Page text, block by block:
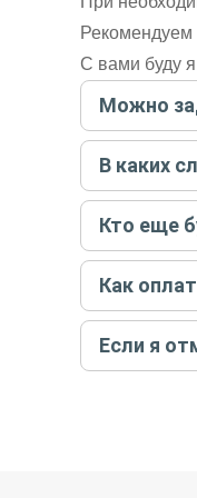
С вами буду
Можно
Достаточно
бронируйте
В каких
Только в
вас об
Кто еще
Если
условий
Как
Создайте
контакты
Если я